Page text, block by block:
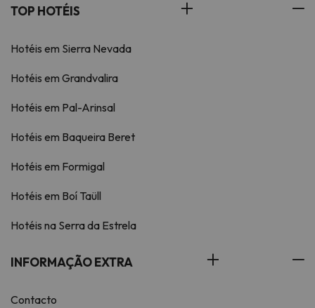
TOP HOTÉIS
Hotéis em Sierra Nevada
Hotéis em Grandvalira
Hotéis em Pal-Arinsal
Hotéis em Baqueira Beret
Hotéis em Formigal
Hotéis em Boí Taüll
Hotéis na Serra da Estrela
INFORMAÇÃO EXTRA
Contacto